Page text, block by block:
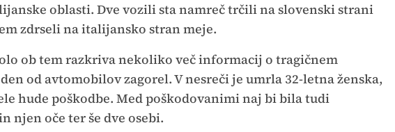
oblasti. Dve vozili sta namreč trčili na slovenski strani
zdrseli na italijansko stran meje.
ob tem razkriva nekoliko več informacij o tragičnem
od avtomobilov zagorel. V nesreči je umrla 32-letna ženska,
hude poškodbe. Med poškodovanimi naj bi bila tudi
njen oče ter še dve osebi.